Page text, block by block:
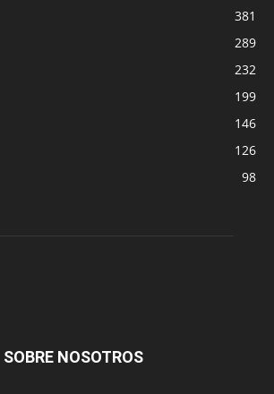
381
289
232
199
146
126
98
SOBRE NOSOTROS